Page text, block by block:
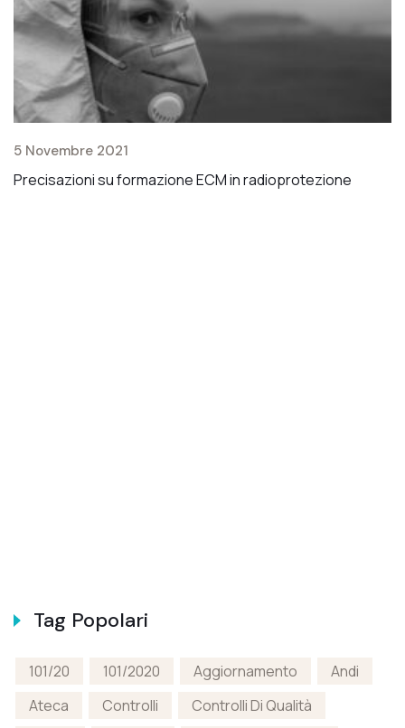
5 Novembre 2021
Precisazioni su formazione ECM in radioprotezione
Tag Popolari
101/20 101/2020 Aggiornamento
Andi
Ateca
Controlli
Controlli Di Qualità